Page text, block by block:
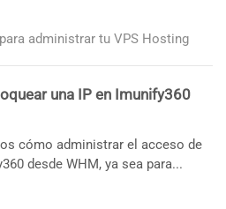
administrar tu VPS Hosting
una IP en Imunify360
cómo administrar el acceso de
desde WHM, ya sea para...